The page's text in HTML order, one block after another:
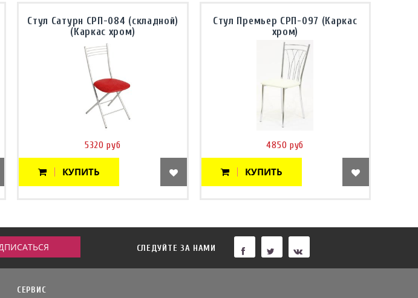
Стул Сатурн СРП-084 (складной)
(Каркас хром)
5320 руб
КУПИТЬ
Стул Премьер СРП-097 (Каркас
хром)
4850 руб
КУПИТЬ
СЛЕДУЙТЕ ЗА НАМИ
СЕРВИС